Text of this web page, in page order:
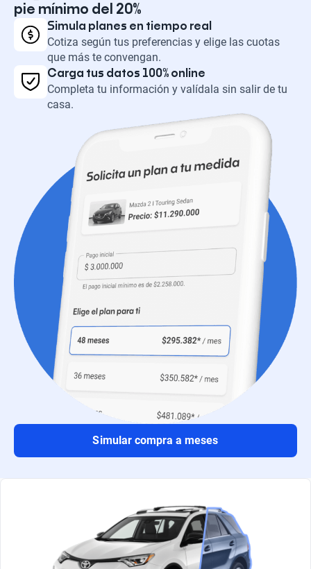
pie mínimo del 20%
Simula planes en tiempo real
Cotiza según tus preferencias y elige las cuotas
que más te convengan.
Carga tus datos 100% online
Completa tu información y valídala sin salir de tu
casa.
Simular compra a meses